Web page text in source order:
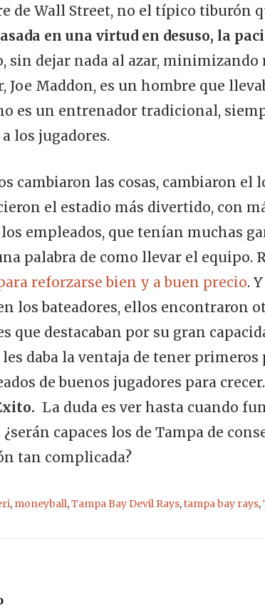
de Wall Street, no el típico tiburón
en una virtud en desuso, la
sin dejar nada al azar,
Joe Maddon, es un hombre que
es un entrenador tradicional,
los jugadores.
cambiaron las cosas, cambiaron el
el estadio más divertido, con
empleados, que tenían muchas
palabra de como llevar el
reforzarse bien y a buen precio.
los bateadores, ellos encontraron
que destacaban por su gran
daba la ventaja de tener
de buenos jugadores para crecer.
La duda es ver hasta cuando
capaces los de Tampa de
tan complicada?
, moneyball,Tampa Bay Devil Rays,tampa bay rays,